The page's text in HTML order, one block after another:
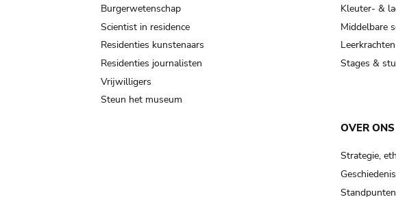
Burgerwetenschap
Scientist in residence
Residenties kunstenaars
Residenties journalisten
Vrijwilligers
Steun het museum
Kleuter- &
Middelbare
Leerkrachten
Stages &
OVER ONS
Strategie,